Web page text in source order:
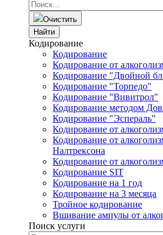
Очистить
Найти
Кодирование
Кодирование
Кодирование от
Кодирование "Двойной
Кодирование "Торпедо"
Кодирование "Вивитрол"
Кодирование методом
Кодирование "Эспераль"
Кодирование от
Кодирование от
Налтрексона
Кодирование от
Кодирование SIT
Кодирование на 1 год
Кодирование на 3 месяца
Тройное кодирование
Вшивание ампулы от
Поиск услуги